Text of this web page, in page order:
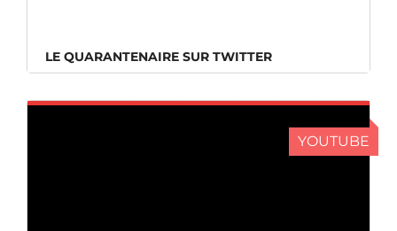
LE QUARANTENAIRE SUR TWITTER
YOUTUBE